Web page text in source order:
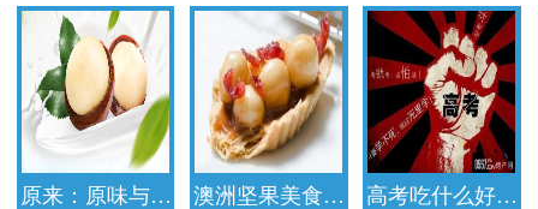
澳洲坚果文化
原来：原味与… 澳洲坚果美食… 高考吃什么好…